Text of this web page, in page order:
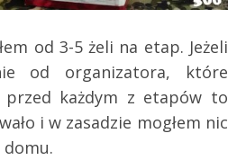
od 3-5 żeli na etap. Jeżeli
od organizatora, które
przed każdym z etapów to
i w zasadzie mogłem nic
domu.